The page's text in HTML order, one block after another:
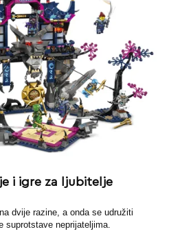
i igre za ljubitelje
dvije razine, a onda se udružiti
suprotstave neprijateljima.